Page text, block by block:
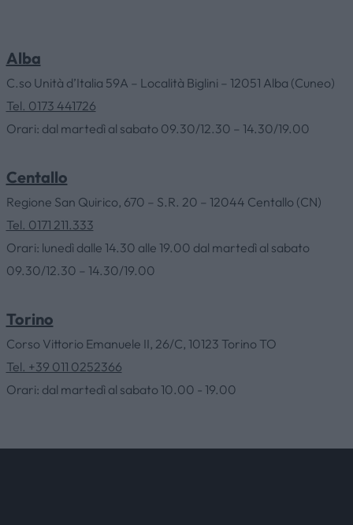
HOME
AZIENDA
CONTATTI
NEWS & EVENTI
Alba
C.so Unità d’Italia 59A – Località Biglini – 12051 Alba (Cuneo)
Tel. 0173 441726
Orari: dal martedì al sabato 09.30/12.30 – 14.30/19.00
Centallo
Regione San Quirico, 670 – S.R. 20 – 12044 Centallo (CN)
Tel. 0171 211.333
Orari: lunedì dalle 14.30 alle 19.00 dal martedì al sabato
09.30/12.30 – 14.30/19.00
Torino
Corso Vittorio Emanuele II, 26/C, 10123 Torino TO
Tel. +39 011 0252366
Orari: dal martedì al sabato 10.00 - 19.00